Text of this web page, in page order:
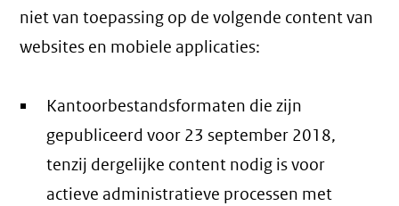
niet van toepassing op de volgende content van
websites en mobiele applicaties:
Kantoorbestandsformaten die zijn
gepubliceerd voor 23 september 2018,
tenzij dergelijke content nodig is voor
actieve administratieve processen met